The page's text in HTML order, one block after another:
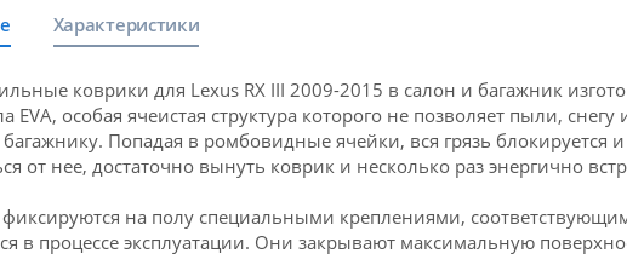
Характеристики
коврики для Lexus RX III 2009-2015 в салон и багажник
EVA, особая ячеистая структура которого не позволяет пыли,
Попадая в ромбовидные ячейки, вся грязь блокируется
от нее, достаточно вынуть коврик и несколько раз энергично
на полу специальными креплениями,
в процессе эксплуатации. Они закрывают максимальную